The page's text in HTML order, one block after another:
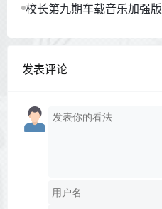
校长第九期车载音乐加强版
发表评论